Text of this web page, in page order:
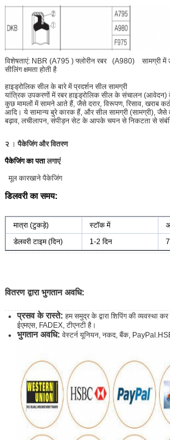
विशेषताएं: NBR (A795 ) फ्लोरीन रबर (A980)
सामग्री में
सीलिंग क्षमता होती है
हाइड्रोलिक सील के बारे में प्रदर्शन सील सामग्री
यांत्रिक उपकरणों में रबर हाइड्रोलिक सील के संचालन
कुछ मामलों में सामने आते हैं, जैसे दरार, विरूपण, रिसाव, खराब
आदि। ये सामान्य बुरे कारक हैं, और सील सामग्री (सामग्री), जैसे
बढ़ाव, लचीलापन, संपीड़न सेट के आपके चयन से निकटता से
२ । पैकेजिंग और वितरण
पैकेजिंग का पतालगाएं
मूल कारखाने पैकेजिंग
डिलवरी का समय:
मात्रा (टुकड़े) स्टॉक में
डेलवरी टाइम (दिन)
1-2 दिन
वितरण द्वारा भुगतान अवधि:
प्रसव के रास्ते: हम समुद्र के द्वारा शिपिंग की व्यवस्था
ईएमएस, FADEX, टीएनटी है।
भुगतान अवधि: वेस्टर्न यूनियन, नकद, बैंक,